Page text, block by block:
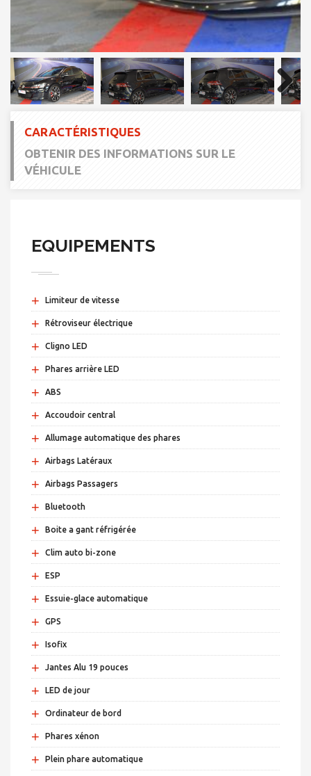
Next
CARACTÉRISTIQUES
OBTENIR DES INFORMATIONS SUR LE
VÉHICULE
EQUIPEMENTS
+ Limiteur de vitesse
+ Rétroviseur électrique
+ Cligno LED
+ Phares arrière LED
+ ABS
+ Accoudoir central
+ Allumage automatique des phares
+ Airbags Latéraux
+ Airbags Passagers
+ Bluetooth
+ Boite a gant réfrigérée
+ Clim auto bi-zone
+ ESP
+ Essuie-glace automatique
+ GPS
+ Isofix
+ Jantes Alu 19 pouces
+ LED de jour
+ Ordinateur de bord
+ Phares xénon
+ Plein phare automatique